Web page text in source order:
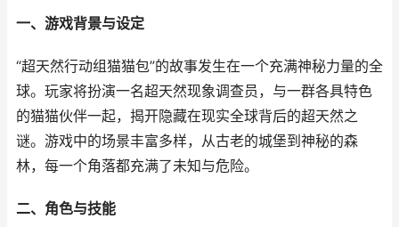
一、游戏背景与设定
“超天然行动组猫猫包”的故事发生在一个充满神秘力量的全
球。玩家将扮演一名超天然现象调查员，与一群各具特色
的猫猫伙伴一起，揭开隐藏在现实全球背后的超天然之
谜。游戏中的场景丰富多样，从古老的城堡到神秘的森
林，每一个角落都充满了未知与危险。
二、角色与技能